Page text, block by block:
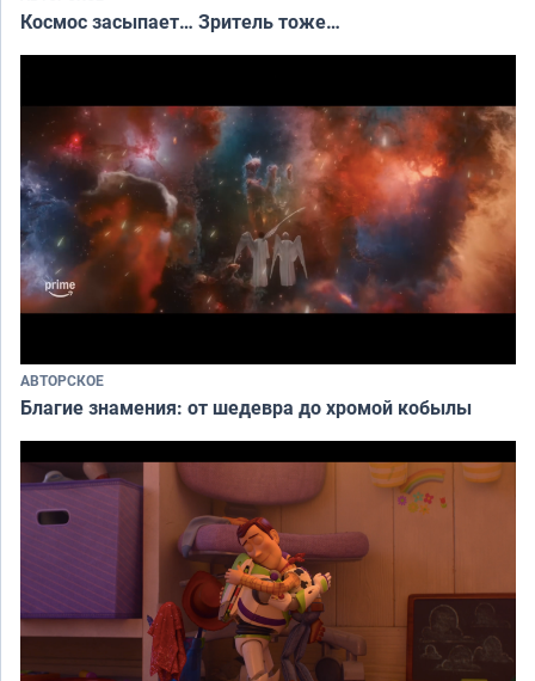
Космос засыпает… Зритель тоже…
АВТОРСКОЕ
Благие знамения: от шедевра до хромой кобылы